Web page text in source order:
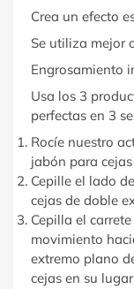
Crea un efecto
Se utiliza mejor
Engrosamiento
Usa los 3
perfectas en 3
Rocíe nuestro
jabón para cejas
Cepille el lado
cejas de doble
Cepilla el
movimiento
extremo plano
cejas en su